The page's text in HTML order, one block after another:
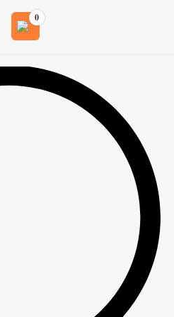
0
в Москве
оптовой и
только
северной древесины
областей.
продажей вагонки штиль в